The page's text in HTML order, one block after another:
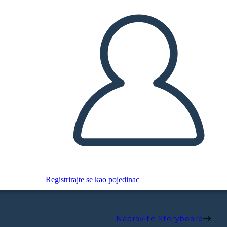
Registrirajte se kao pojedinac
Napravite Storyboard